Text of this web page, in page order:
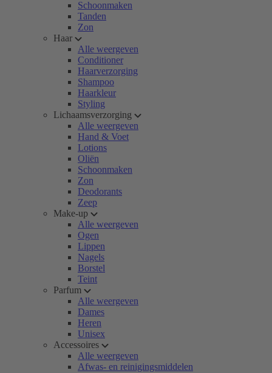
Schoonmaken
Tanden
Zon
Haar
Alle weergeven
Conditioner
Haarverzorging
Shampoo
Haarkleur
Styling
Lichaamsverzorging
Alle weergeven
Hand & Voet
Lotions
Oliën
Schoonmaken
Zon
Deodorants
Zeep
Make-up
Alle weergeven
Ogen
Lippen
Nagels
Borstel
Teint
Parfum
Alle weergeven
Dames
Heren
Unisex
Accessoires
Alle weergeven
Afwas- en reinigingsmiddelen